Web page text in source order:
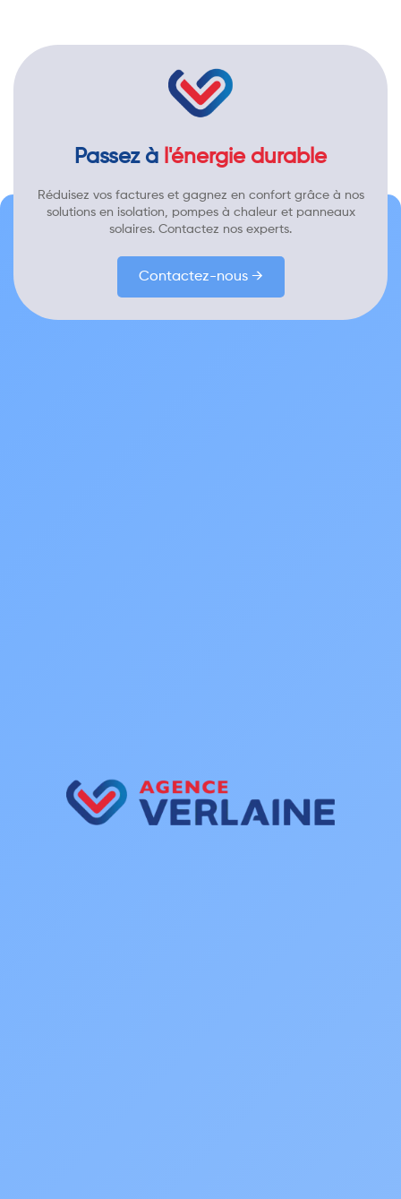
Passez à l'énergie durable
Réduisez vos factures et gagnez en confort grâce à nos
solutions en isolation, pompes à chaleur et panneaux
solaires. Contactez nos experts.
Contactez-nous →